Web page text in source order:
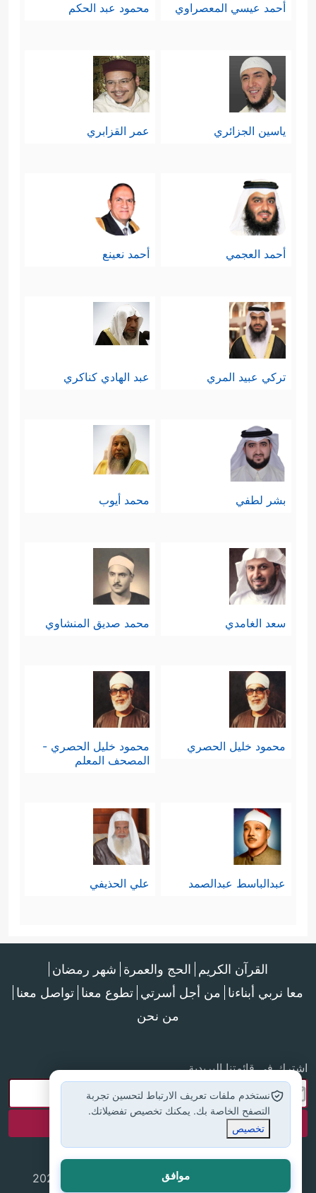
أحمد عيسي المعصراوي محمود عبد الحكم
ياسين الجزائري عمر القزابري
أحمد العجمي أحمد نعينع
تركي عبيد المري عبد الهادي كناكري
بشر لطفي محمد أيوب
سعد الغامدي محمد صديق المنشاوي
محمود خليل الحصري
محمود خليل الحصري -
المصحف المعلم
عبدالباسط عبدالصمد علي الحذيفي
القرآن الكريم الحج والعمرة شهر رمضان
معا نربي أبناءنا من أجل أسرتي تطوع معنا تواصل معنا
من نحن
اشترك في قائمتنا البريدية
جميع الحقوق محفوظة لموقع إسلام أون لاين © 2025
نستخدم ملفات تعريف الارتباط لتحسين تجربة
التصفح الخاصة بك. يمكنك تخصيص تفضيلاتك.
تخصيص
موافق